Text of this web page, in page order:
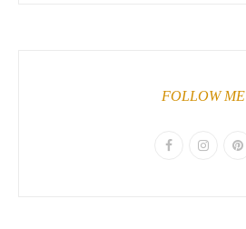
FOLLOW ME